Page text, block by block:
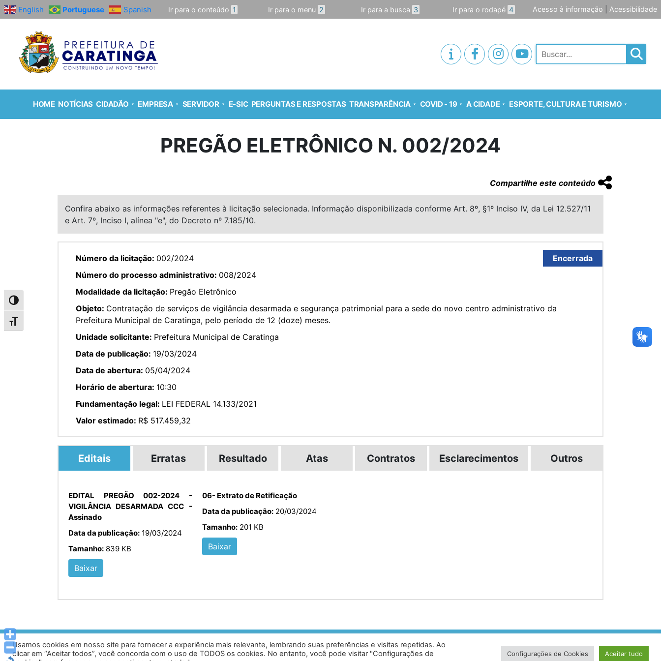
Alternar alto contraste
Alternar tamanho da fonte
English Portuguese Spanish Ir para o conteúdo 1 Ir para o menu 2 Ir para a busca 3 Ir para o rodapé 4 Acesso à informação Acessibilidade
Pesquisar
HOME NOTÍCIAS CIDADÃO EMPRESA SERVIDOR E-SIC PERGUNTAS E RESPOSTAS TRANSPARÊNCIA COVID - 19 A CIDADE ESPORTE, CULTURA E TURISMO
PREGÃO ELETRÔNICO N. 002/2024
Compartilhe este conteúdo
Confira abaixo as informações referentes à licitação selecionada. Informação disponibilizada conforme Art. 8º, §1º Inciso IV, da Lei 12.527/11
e Art. 7º, Inciso I, alínea "e", do Decreto nº 7.185/10.
Encerrada
Número da licitação: 002/2024
Número do processo administrativo: 008/2024
Modalidade da licitação: Pregão Eletrônico
Objeto: Contratação de serviços de vigilância desarmada e segurança patrimonial para a sede do novo centro administrativo da
Prefeitura Municipal de Caratinga, pelo período de 12 (doze) meses.
Unidade solicitante: Prefeitura Municipal de Caratinga
Data de publicação: 19/03/2024
Data de abertura: 05/04/2024
Horário de abertura: 10:30
Fundamentação legal: LEI FEDERAL 14.133/2021
Valor estimado: R$ 517.459,32
Editais Erratas Resultado Atas Contratos Esclarecimentos Outros
EDITAL PREGÃO 002-2024 -
VIGILÂNCIA DESARMADA CCC -
Assinado
Data da publicação: 19/03/2024
Tamanho: 839 KB
Baixar
06- Extrato de Retificação
Data da publicação:20/03/2024
Tamanho:201 KB
Baixar
Av. Prof. Armando Alves da Silva, nº 1950 - Zacarias, Caratinga - MG - 35302-403 /
Tel: (33) 3329 8000
Desenvolvido por VersaTec
Usamos cookies em nosso site para fornecer a experiência mais relevante, lembrando suas preferências e visitas repetidas. Ao
clicar em “Aceitar todos”, você concorda com o uso de TODOS os cookies. No entanto, você pode visitar "Configurações de
Configurações de Cookies Aceitar tudo